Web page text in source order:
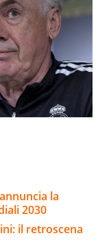
la
2030
il retroscena